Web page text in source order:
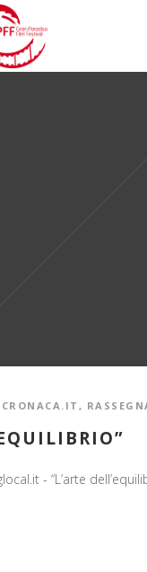
,
- “L’arte